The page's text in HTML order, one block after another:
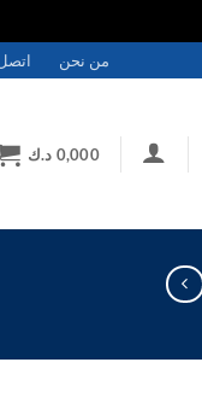
من نحن
0,000 د.ك